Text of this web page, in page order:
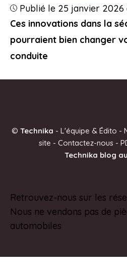
Ces innovations dans la
pourraient bien changer
conduite
Publié le 25 janvier 2026
© Technika - L'équipe & Édito -
site - Contactez-nous -
Technika blog
Retrouvez-nous sur les
Nous ne vendons pas de
automobiles